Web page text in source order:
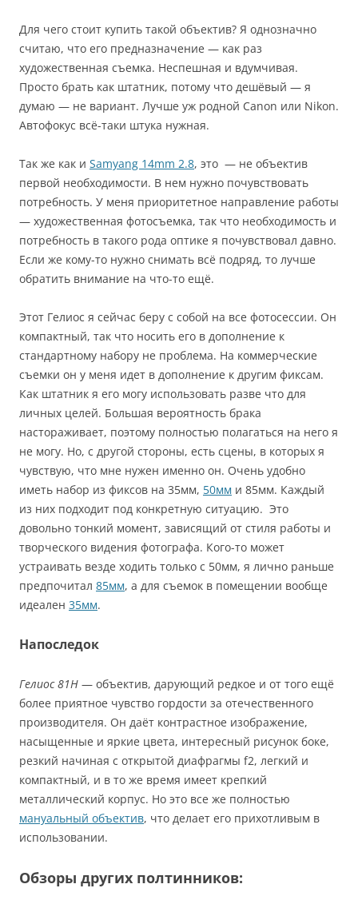
Для чего стоит купить такой объектив? Я однозначно
считаю, что его предназначение — как раз
художественная съемка. Неспешная и вдумчивая.
Просто брать как штатник, потому что дешёвый — я
думаю — не вариант. Лучше уж родной Canon или Nikon.
Автофокус всё-таки штука нужная.
Так же как и Samyang 14mm 2.8, это — не объектив
первой необходимости. В нем нужно почувствовать
потребность. У меня приоритетное направление работы
— художественная фотосъемка, так что необходимость и
потребность в такого рода оптике я почувствовал давно.
Если же кому-то нужно снимать всё подряд, то лучше
обратить внимание на что-то ещё.
Этот Гелиос я сейчас беру с собой на все фотосессии. Он
компактный, так что носить его в дополнение к
стандартному набору не проблема. На коммерческие
съемки он у меня идет в дополнение к другим фиксам.
Как штатник я его могу использовать разве что для
личных целей. Большая вероятность брака
настораживает, поэтому полностью полагаться на него я
не могу. Но, с другой стороны, есть сцены, в которых я
чувствую, что мне нужен именно он. Очень удобно
иметь набор из фиксов на 35мм, 50мм и 85мм. Каждый
из них подходит под конкретную ситуацию. Это
довольно тонкий момент, зависящий от стиля работы и
творческого видения фотографа. Кого-то может
устраивать везде ходить только с 50мм, я лично раньше
предпочитал 85мм, а для съемок в помещении вообще
идеален 35мм.
Напоследок
Гелиос 81Н — объектив, дарующий редкое и от того ещё
более приятное чувство гордости за отечественного
производителя. Он даёт контрастное изображение,
насыщенные и яркие цвета, интересный рисунок боке,
резкий начиная с открытой диафрагмы f2, легкий и
компактный, и в то же время имеет крепкий
металлический корпус. Но это все же полностью
мануальный объектив, что делает его прихотливым в
использовании.
Обзоры других полтинников: